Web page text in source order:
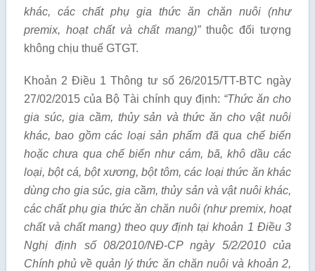
khác, các chất phụ gia thức ăn chăn nuôi (như
premix, hoạt chất và chất mang)”thuộc đối tượng
không chịu thuế GTGT.
Khoản 2 Điều 1 Thông tư số 26/2015/TT-BTC ngày
27/02/2015 của Bộ Tài chính quy định: “Thức ăn cho
gia súc, gia cầm, thủy sản và thức ăn cho vật nuôi
khác, bao gồm các loại sản phẩm đã qua chế biến
hoặc chưa qua chế biến như cám, bã, khô dầu các
loại, bột cá, bột xương, bột tôm, các loại thức ăn khác
dùng cho gia súc, gia cầm, thủy sản và vật nuôi khác,
các chất phụ gia thứcăn chăn nuôi (như premix, hoạt
chất vàchất mang) theo quy định tại khoản 1 Điều 3
Nghị định số 08/2010/NĐ-CP ngày 5/2/2010 của
Chính phủ về quản lý thức ăn chăn nuôi và khoản 2,